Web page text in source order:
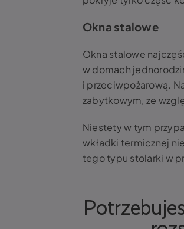
Okna stalowe
Okna stalowe
w domach
i przeciwpożarową.
zabytkowym, ze
Niestety w tym
wkładki termicznej
tego typu stolarki w